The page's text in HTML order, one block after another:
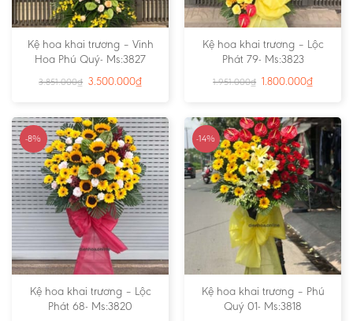
Kệ hoa khai trương – Vinh
Hoa Phú Quý- Ms:3827
3.851.000₫ 3.500.000₫
Kệ hoa khai trương – Lộc
Phát 79- Ms:3823
1.951.000₫ 1.800.000₫
-8%
Kệ hoa khai trương – Lộc
Phát 68- Ms:3820
-14%
Kệ hoa khai trương – Phú
Quý 01- Ms:3818